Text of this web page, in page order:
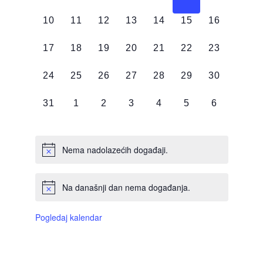
0
10
0
11
0
12
0
13
0
14
0
15
0
16
0
17
0
18
0
19
0
20
0
21
0
22
0
23
0
24
0
25
0
26
0
27
0
28
0
29
0
30
0
31
0
1
0
2
0
3
0
4
0
5
0
6
Nema nadolazećih događaji.
Na današnji dan nema događanja.
Pogledaj kalendar